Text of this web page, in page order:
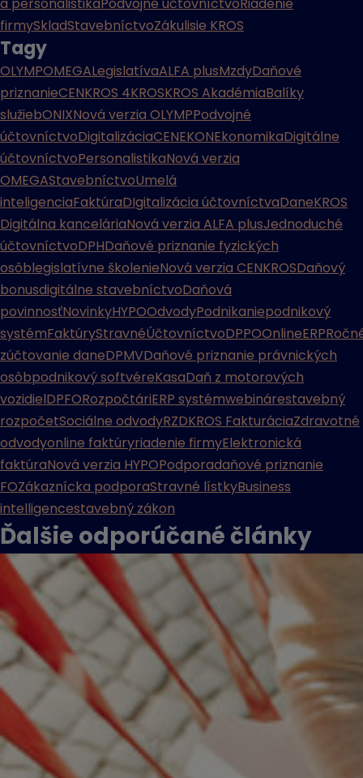
firmySkladStavebníctvoZákulisie KROS
Tagy
OLYMPOMEGALegislatívaALFA plusMzdyDaňové
priznanieCENKROS 4KROSKROS AkadémiaBalíky
služiebONIXNová verzia OLYMPPodvojné
účtovníctvoDigitalizáciaCENEKONEkonomikaDigitálne
účtovníctvoPersonalistikaNová verzia
OMEGAStavebníctvoUmelá
inteligenciaFaktúraDIgitalizácia účtovníctvaDaneKROS
Digitálna kanceláriaNová verzia ALFA plusJednoduché
účtovníctvoDPHDaňové priznanie fyzických
osôblegislatívne školenieNová verzia CENKROSDaňový
bonusdigitálne stavebníctvoDaňová
povinnosťNovinkyHYPOOdvodyPodnikaniepodnikový
systémFaktúryStravnéÚčtovníctvoDPPOOnlineERP
zúčtovanie daneDPMVDaňové priznanie právnických
osôbpodnikový softvéreKasaDaň z motorových
vozidielDPFORozpočtáriERP systémwebinárestavebný
rozpočetSociálne odvodyRZDKROS FakturáciaZdravotné
odvodyonline faktúryriadenie firmyElektronická
faktúraNová verzia HYPOPodporadaňové priznanie
FOZákaznícka podporaStravné lístkyBusiness
intelligencestavebný zákon
Ďalšie odporúčané články